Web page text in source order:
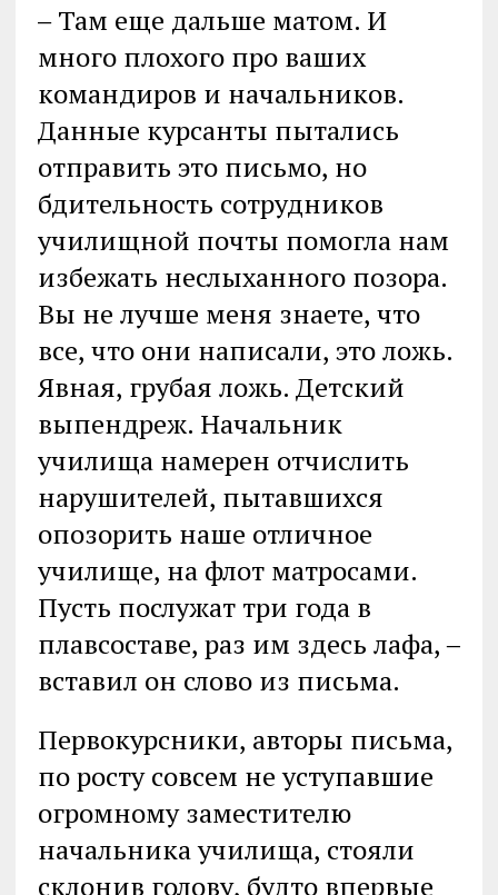
‒ Там еще дальше матом. И
много плохого про ваших
командиров и начальников.
Данные курсанты пытались
отправить это письмо, но
бдительность сотрудников
училищной почты помогла нам
избежать неслыханного позора.
Вы не лучше меня знаете, что
все, что они написали, это ложь.
Явная, грубая ложь. Детский
выпендреж. Начальник
училища намерен отчислить
нарушителей, пытавшихся
опозорить наше отличное
училище, на флот матросами.
Пусть послужат три года в
плавсоставе, раз им здесь лафа, ‒
вставил он слово из письма.
Первокурсники, авторы письма,
по росту совсем не уступавшие
огромному заместителю
начальника училища, стояли
склонив голову, будто впервые